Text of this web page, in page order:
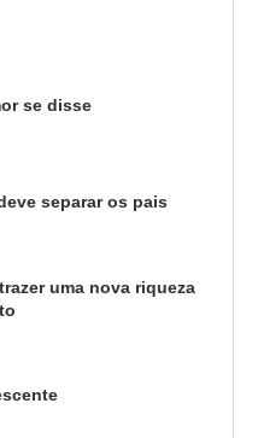
se disse
separar os pais
uma nova riqueza